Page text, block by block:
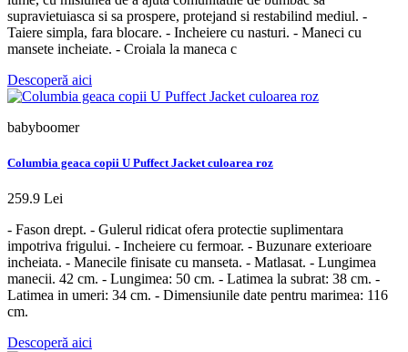
supravietuiasca si sa prospere, protejand si restabilind mediul. -
Taiere simpla, fara blocare. - Incheiere cu nasturi. - Maneci cu
mansete incheiate. - Croiala la maneca c
Descoperă aici
babyboomer
Columbia geaca copii U Puffect Jacket culoarea roz
259.9 Lei
- Fason drept. - Gulerul ridicat ofera protectie suplimentara
impotriva frigului. - Incheiere cu fermoar. - Buzunare exterioare
incheiata. - Manecile finisate cu manseta. - Matlasat. - Lungimea
manecii. 42 cm. - Lungimea: 50 cm. - Latimea la subrat: 38 cm. -
Latimea in umeri: 34 cm. - Dimensiunile date pentru marimea: 116
cm.
Descoperă aici